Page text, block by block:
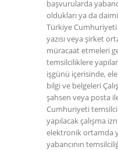
başvurularda
oldukları ya da
Türkiye
yazısı veya şirket
müracaat etmeleri
temsilciliklere
işgünü içerisinde,
bilgi ve belgeleri
şahsen veya posta
Cumhuriyeti
yapılacak çalışma
elektronik ortamda
yabancının